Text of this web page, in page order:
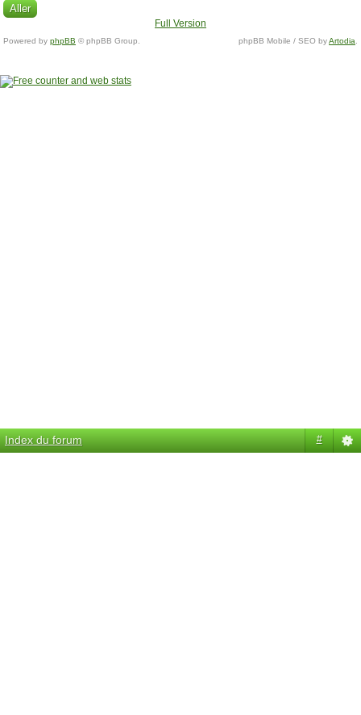
Full Version
Powered by phpBB © phpBB Group. phpBB Mobile / SEO byArtodia
Index du forum #